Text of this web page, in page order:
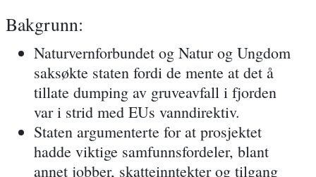
Bakgrunn:
Naturvernforbundet og Natur og Ungdom
saksøkte staten fordi de mente at det å
tillate dumping av gruveavfall i fjorden
var i strid med EUs vanndirektiv.
Staten argumenterte for at prosjektet
hadde viktige samfunnsfordeler, blant
annet jobber, skatteinntekter og tilgang